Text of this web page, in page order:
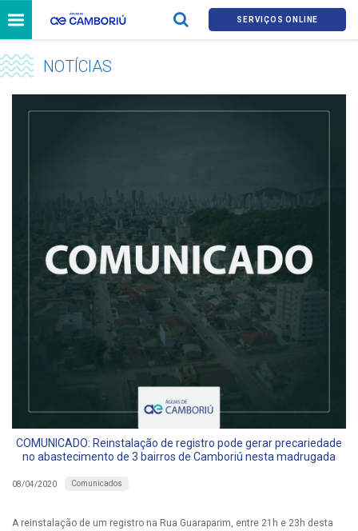
SERVIÇOS ONLINE
NOTÍCIAS
COMUNICADO: Reinstalação de registro pode gerar precariedade
no abastecimento de 3 bairros de Camboriú nesta madrugada
08/04/2020 Comunicados
A reinstalação de um registro na Rua Guaraparim, entre 21h e 23h desta